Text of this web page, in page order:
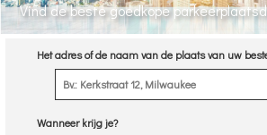
Vind de beste goedkope
Het adres of de naam van de plaats van uw
Wanneer krijg je?